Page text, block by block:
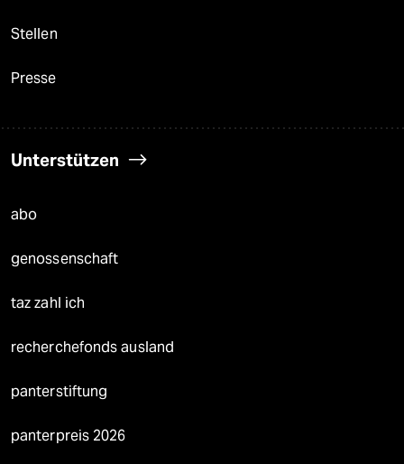
Stellen
Presse
Unterstützen
abo
genossenschaft
taz zahl ich
recherchefonds ausland
panterstiftung
panterpreis 2026